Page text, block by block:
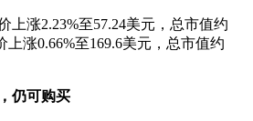
涨2.23%至57.24美元，总市值约
上涨0.66%至169.6美元，总市值约
仍可购买